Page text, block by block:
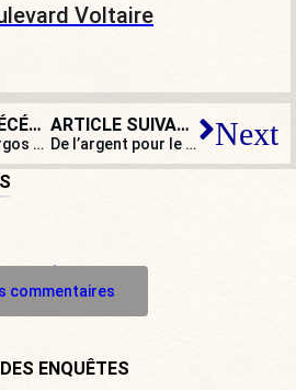
Voltaire
ARTICLE PRÉCÉDENT
Cherbourg : Argos dénonce le viol. Le maire et le préfet dénoncent… Argos
ARTICLE SUIVANT
De l’argent pour le patrimoine religieux : bravo, mais quel est le plan ? Next
commentaires
ENQUÊTES